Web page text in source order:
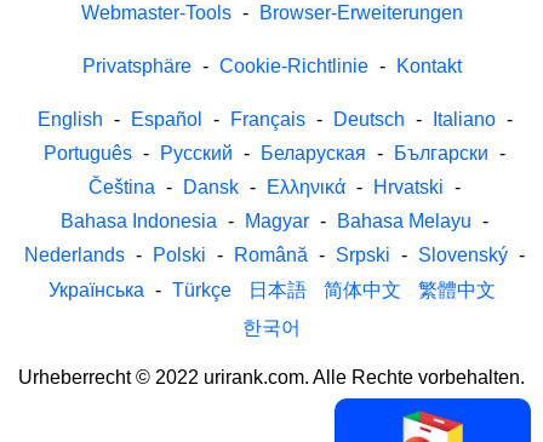
Webmaster-Tools - Browser-Erweiterungen
Privatsphäre - Cookie-Richtlinie - Kontakt
English - Español - Français - Deutsch - Italiano -
Português - Русский - Беларуская - Български -
Čeština - Dansk - Ελληνικά - Hrvatski -
Bahasa Indonesia - Magyar - Bahasa Melayu -
Nederlands - Polski - Română - Srpski - Slovenský -
Українська - Türkçe 日本語 简体中文
繁體中文
한국어
Urheberrecht © 2022 urirank.com. Alle Rechte vorbehalten.